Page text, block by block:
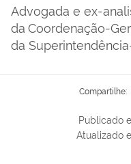
Advogada e ex-
da Coordenação-
da
Compartilhe:
Publicado
Atualizado